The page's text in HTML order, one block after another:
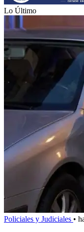
Lo Último
Policiales y Judiciales •